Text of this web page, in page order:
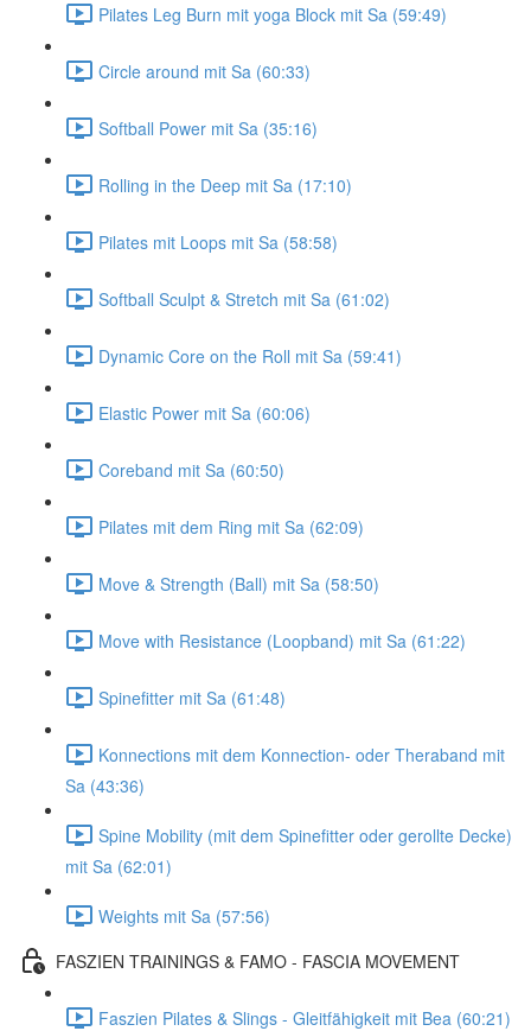
Pilates Leg Burn mit yoga Block mit Sa (59:49)
Circle around mit Sa (60:33)
Softball Power mit Sa (35:16)
Rolling in the Deep mit Sa (17:10)
Pilates mit Loops mit Sa (58:58)
Softball Sculpt & Stretch mit Sa (61:02)
Dynamic Core on the Roll mit Sa (59:41)
Elastic Power mit Sa (60:06)
Coreband mit Sa (60:50)
Pilates mit dem Ring mit Sa (62:09)
Move & Strength (Ball) mit Sa (58:50)
Move with Resistance (Loopband) mit Sa (61:22)
Spinefitter mit Sa (61:48)
Konnections mit dem Konnection- oder Theraband mit
Sa (43:36)
Spine Mobility (mit dem Spinefitter oder gerollte Decke)
mit Sa (62:01)
Weights mit Sa (57:56)
FASZIEN TRAININGS & FAMO - FASCIA MOVEMENT
Faszien Pilates & Slings - Gleitfähigkeit mit Bea (60:21)